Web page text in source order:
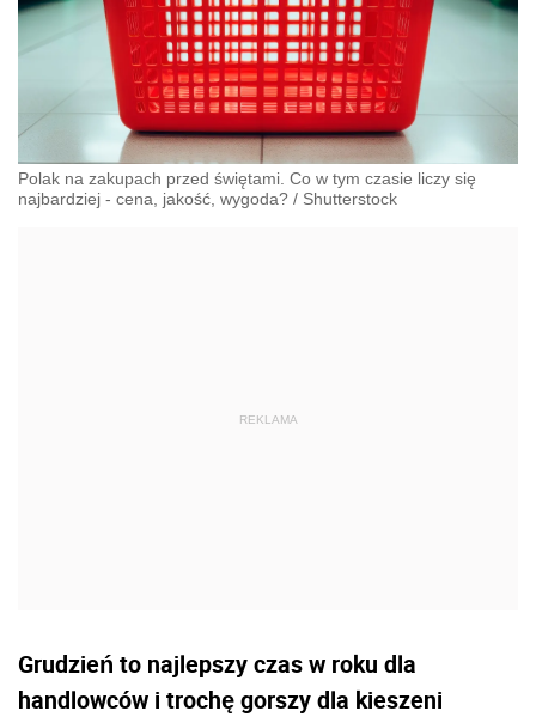
Polak na zakupach przed świętami. Co w tym czasie liczy się
najbardziej - cena, jakość, wygoda? / Shutterstock
Grudzień to najlepszy czas w roku dla
handlowców i trochę gorszy dla kieszeni